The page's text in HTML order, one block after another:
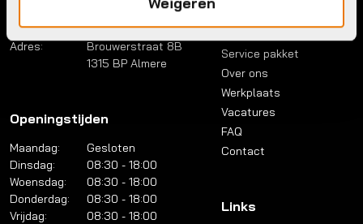
036 5304422
Mail:
info@bykestore.nl
Adres:
Brouwerstraat 8B
1315 BP Almere
Openingstijden
Maandag:
Gesloten
Dinsdag:
08:30 - 18:00
Woensdag:
08:30 - 18:00
Donderdag:
08:30 - 18:00
Vrijdag:
08:30 - 18:00
Service pakket
Over ons
Werkplaats
Vacatures
FAQ
Contact
Links